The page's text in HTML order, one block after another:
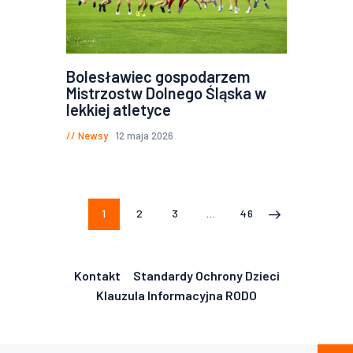
Bolesławiec gospodarzem
Mistrzostw Dolnego Śląska w
lekkiej atletyce
Newsy 12 maja 2026
Stronicowanie
wpisówSTRONA
1 STRONA
2 STRONA
3 … STRONA
46
Kontakt
Standardy Ochrony Dzieci
Klauzula Informacyjna RODO